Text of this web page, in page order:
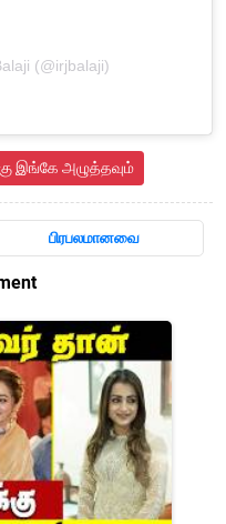
(@irjbalaji)
இங்கே அழுத்தவும்
பிரபலமானவை